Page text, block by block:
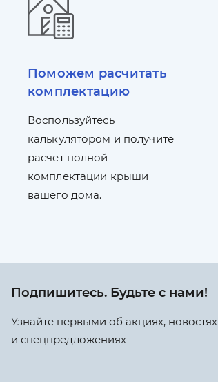
Поможем расчитать
комплектацию
Воспользуйтесь
калькулятором и получите
расчет полной
комплектации крыши
вашего дома.
Подпишитесь. Будьте с нами!
Узнайте первыми об акциях, новостях
и спецпредложениях